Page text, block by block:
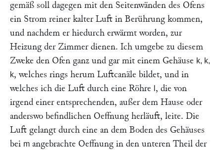
gemäß soll dagegen mit den Seitenwänden des Ofens
ein Strom reiner kalter Luft in Berührung kommen,
und nachdem er hiedurch erwärmt worden, zur
Heizung der Zimmer dienen. Ich umgebe zu diesem
Zweke den Ofen ganz und gar mit einem Gehäuse k, k,
k, welches rings herum Luftcanäle bildet, und in
welches ich die Luft durch eine Röhre , die von
irgend einer entsprechenden, außer dem Hause oder
anderswo befindlichen Oeffnung herläuft, leite. Die
Luft gelangt durch eine an dem Boden des Gehäuses
bei m angebrachte Oeffnung in den unteren Theil der